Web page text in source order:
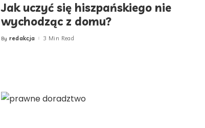
Jak uczyć się hiszpańskiego nie
wychodząc z domu?
Posted
By redakcja 3 Min Read